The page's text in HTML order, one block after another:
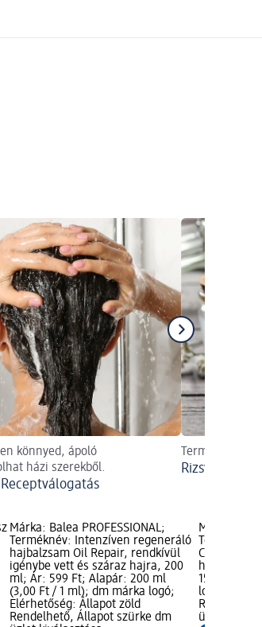
könnyed, ápoló
házi szerekből.
Természetes
Rizsvíz hajra
Márka: Balea PROFESSIONAL;
Terméknév: Intenzíven regeneráló
hajbalzsam Oil Repair, rendkívül
igénybe vett és száraz hajra, 200
ml; Ár: 599 Ft; Alapár: 200 ml
(3,00 Ft / 1 ml); dm márka logó;
Elérhetőség: Állapot zöld
Rendelhető, Állapot szürke dm
Márka:
Care,
hajra, 150
150 ml
logó;
üzlet